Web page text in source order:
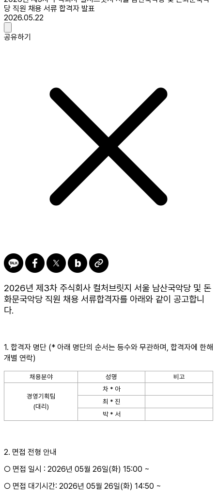
당 직원 채용 서류 합격자 발표​
2026.05.22
공유하기
2026년 제 3차 주식회사 컬처브릿지 서울 남산국악당 및 돈
화문국악당 직원 채용 서류합격자를 아래와 같이 공고합니
다.
1. 합격자 명단 (* 아래 명단의 순서는 등수와 무관하며 , 합격자에 한해
개별 연락)
채용분야 성명 비고
경영기획팀
(대리)
차 * 아
최 * 진
박 * 서
2. 면접 전형 안내
○ 면접 일시 : 2026년 05월 26일(화) 15:00 ~
○ 면접 대기시간: 2026년 05월 26일(화) 14:50 ~